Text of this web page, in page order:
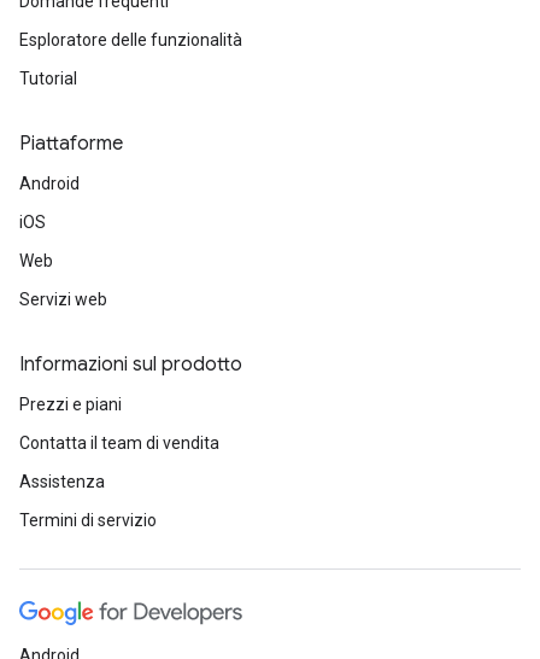
Esploratore delle funzionalità
Tutorial
Piattaforme
Android
iOS
Web
Servizi web
Informazioni sul prodotto
Prezzi e piani
Contatta il team di vendita
Assistenza
Termini di servizio